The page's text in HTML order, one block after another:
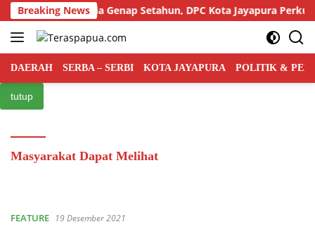
Langsung
ke
konten
Breaking News
Rakyat Indonesia Genap Setahun, DPC Kota Jayapura Perkuat
DAERAH SERBA – SERBI KOTA JAYAPURA POLITIK &
tutup
Masyarakat Dapat Melihat
FEATURE 19 Desember 2021